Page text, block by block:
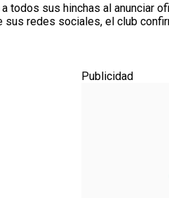
todos sus hinchas al anunciar
sus redes sociales, el club
Publicidad